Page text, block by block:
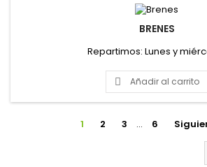
BRENES
Repartimos: Lunes y
 Añadir al carrito
1 2 3 … 6